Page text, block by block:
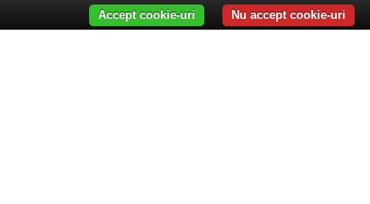
Nu accept cookie-uri
Accept cookie-uri